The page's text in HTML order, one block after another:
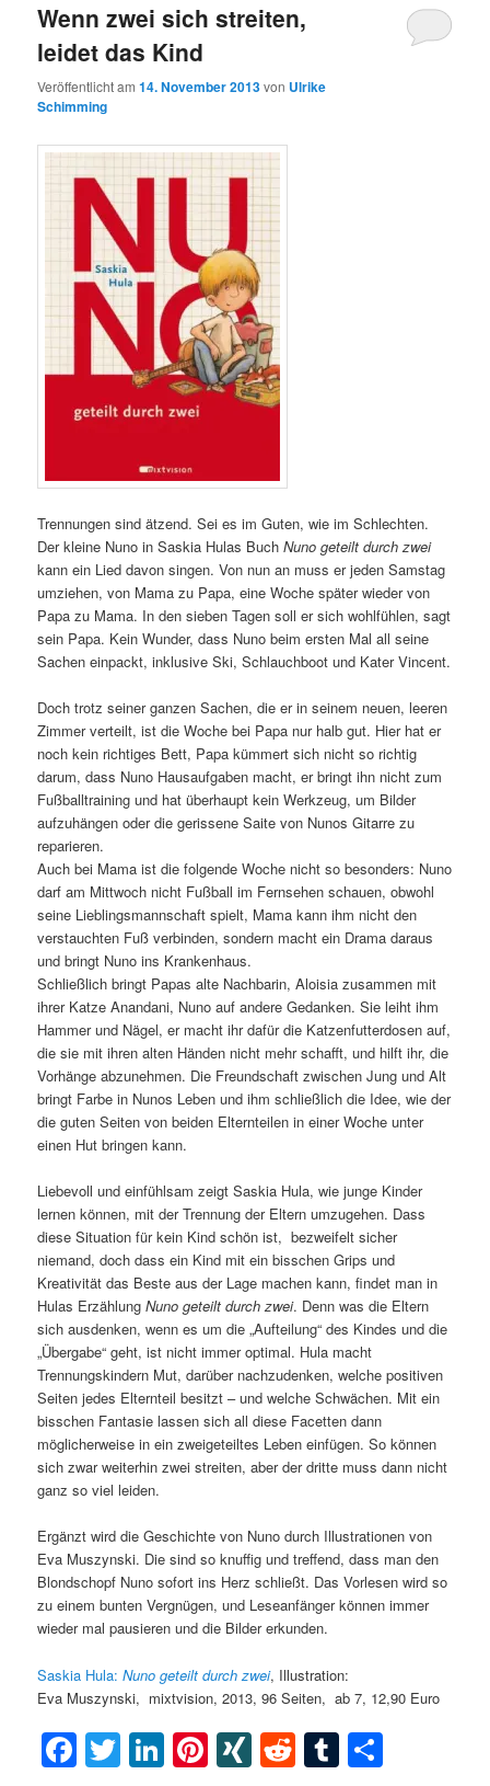
Wenn zwei sich streiten,
leidet das Kind
Veröffentlicht am14. November 2013von Ulrike
Schimming
Trennungen sind ätzend. Sei es im Guten, wie im Schlechten.
Der kleine Nuno in Saskia Hulas BuchNuno geteilt durch zwei
kann ein Lied davon singen. Von nun an muss er jeden Samstag
umziehen, von Mama zu Papa, eine Woche später wieder von
Papa zu Mama. In den sieben Tagen soll er sich wohlfühlen, sagt
sein Papa. Kein Wunder, dass Nuno beim ersten Mal all seine
Sachen einpackt, inklusive Ski, Schlauchboot und Kater Vincent.
Doch trotz seiner ganzen Sachen, die er in seinem neuen, leeren
Zimmer verteilt, ist die Woche bei Papa nur halb gut. Hier hat er
noch kein richtiges Bett, Papa kümmert sich nicht so richtig
darum, dass Nuno Hausaufgaben macht, er bringt ihn nicht zum
Fußballtraining und hat überhaupt kein Werkzeug, um Bilder
aufzuhängen oder die gerissene Saite von Nunos Gitarre zu
reparieren.
Auch bei Mama ist die folgende Woche nicht so besonders: Nuno
darf am Mittwoch nicht Fußball im Fernsehen schauen, obwohl
seine Lieblingsmannschaft spielt, Mama kann ihm nicht den
verstauchten Fuß verbinden, sondern macht ein Drama daraus
und bringt Nuno ins Krankenhaus.
Schließlich bringt Papas alte Nachbarin, Aloisia zusammen mit
ihrer Katze Anandani, Nuno auf andere Gedanken. Sie leiht ihm
Hammer und Nägel, er macht ihr dafür die Katzenfutterdosen auf,
die sie mit ihren alten Händen nicht mehr schafft, und hilft ihr, die
Vorhänge abzunehmen. Die Freundschaft zwischen Jung und Alt
bringt Farbe in Nunos Leben und ihm schließlich die Idee, wie der
die guten Seiten von beiden Elternteilen in einer Woche unter
einen Hut bringen kann.
Liebevoll und einfühlsam zeigt Saskia Hula, wie junge Kinder
lernen können, mit der Trennung der Eltern umzugehen. Dass
diese Situation für kein Kind schön ist, bezweifelt sicher
niemand, doch dass ein Kind mit ein bisschen Grips und
Kreativität das Beste aus der Lage machen kann, findet man in
Hulas ErzählungNuno geteilt durch zwei. Denn was die Eltern
sich ausdenken, wenn es um die „Aufteilung“ des Kindes und die
„Übergabe“ geht, ist nicht immer optimal. Hula macht
Trennungskindern Mut, darüber nachzudenken, welche positiven
Seiten jedes Elternteil besitzt – und welche Schwächen. Mit ein
bisschen Fantasie lassen sich all diese Facetten dann
möglicherweise in ein zweigeteiltes Leben einfügen. So können
sich zwar weiterhin zwei streiten, aber der dritte muss dann nicht
ganz so viel leiden.
Ergänzt wird die Geschichte von Nuno durch Illustrationen von
Eva Muszynski. Die sind so knuffig und treffend, dass man den
Blondschopf Nuno sofort ins Herz schließt. Das Vorlesen wird so
zu einem bunten Vergnügen, und Leseanfänger können immer
wieder mal pausieren und die Bilder erkunden.
Saskia Hula:Nuno geteilt durch zwei, Illustration:
Eva Muszynski, mixtvision, 2013, 96 Seiten, ab 7, 12,90 Euro
Facebook
Twitter
LinkedIn
Pinterest
XINGRedditTumblr